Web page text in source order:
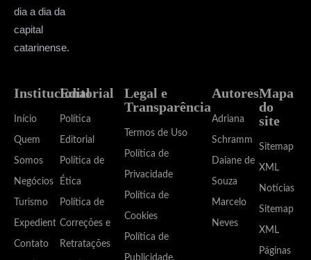
dia a dia da
capital
catarinense.
Institucional
Início
Quem
Somos
Negócios
Turismo
Expediente
Contato
Editorial
Política
Editorial
Política de
Ética
Política de
Correções e
Retratações
Legal e
Transparência
Termos de Uso
Política de
Privacidade
Política de
Cookies
Política de
Publicidade,
Autores
Adriana
Schramm
Daiane de
Souza
Marcelo
Neves
Mapa
do
site
Sitemap
XML
Notícias
Sitemap
XML
Páginas